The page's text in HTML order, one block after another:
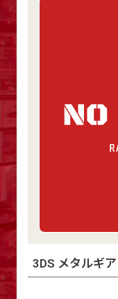
3DS メタルギ